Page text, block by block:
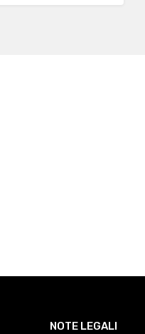
NOTE LEGALI